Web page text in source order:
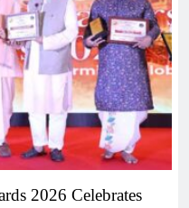
2026 Celebrates